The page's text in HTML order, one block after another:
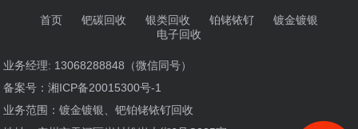
首页 钯碳回收 银类回收 铂铑铱钌
镀金镀银
电子回收
业务经理: 13068288848（微信同号）
备案号：湘ICP备20015300号-1
业务范围：镀金镀银、钯铂铑铱钌回收